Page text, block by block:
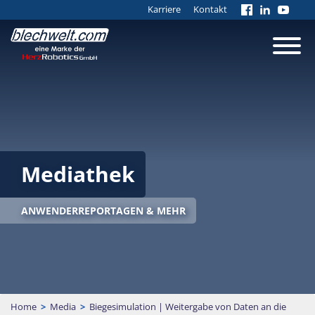
Karriere Kontakt
Mediathek
ANWENDERREPORTAGEN & MEHR
Home > Media > Biegesimulation | Weitergabe von Daten an die